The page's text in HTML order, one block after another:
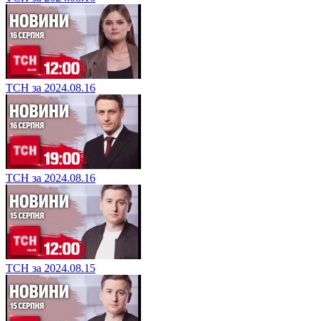
ТСН за 2024.08.16
ТСН за 2024.08.16
ТСН за 2024.08.15